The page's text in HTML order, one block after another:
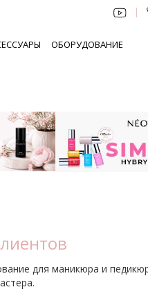
|
ОБОРУДОВАНИЕ
для маникюра и